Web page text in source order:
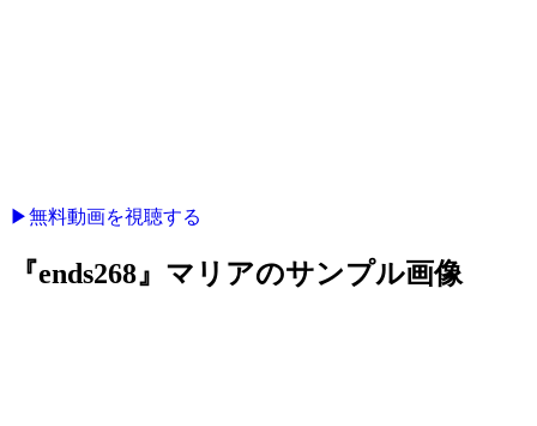
▶︎無料動画を視聴する
『ends268』マリアのサンプル画像